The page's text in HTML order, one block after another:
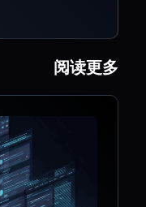
阅读更多